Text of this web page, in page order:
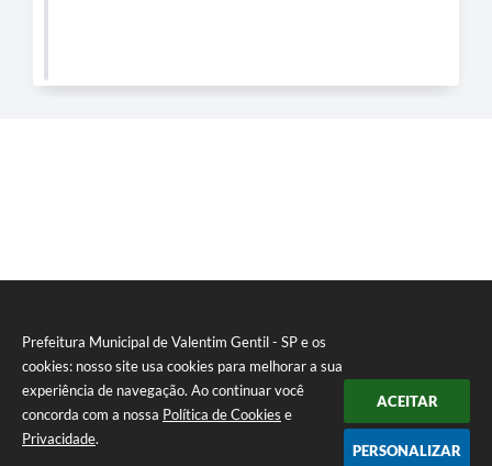
Prefeitura Municipal de Valentim Gentil - SP e os
cookies: nosso site usa cookies para melhorar a sua
experiência de navegação. Ao continuar você
concorda com a nossa Política de Cookies e
Privacidade.
ACEITAR
PERSONALIZAR